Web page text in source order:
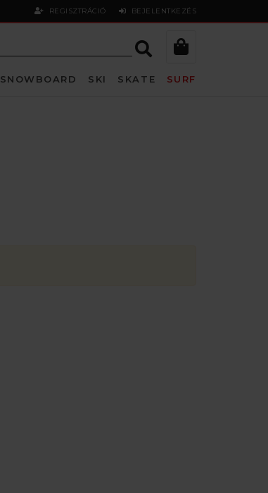
REGISZTRÁCIÓ BEJELENTKEZÉS
SNOWBOARD SKI SKATE SURF